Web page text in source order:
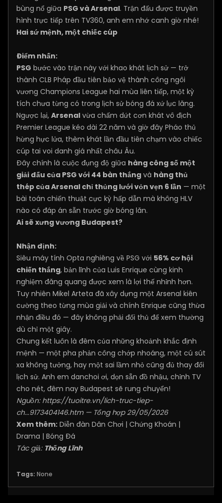
bùng nổ giữa PSG và Arsenal. Trận đấu được truyền
hình trực tiếp trên TV360, anh em nhớ canh giờ nhé!
Hai sứ mệnh, một chiếc cúp
Điểm nhấn:
PSG bước vào trận này với khao khát lịch sử — trở
thành CLB Pháp đầu tiên bảo vệ thành công ngôi
vương Champions League hai mùa liên tiếp, một kỳ
tích chưa từng có trong lịch sử bóng đá xứ lục lăng.
Ngược lại, Arsenal vừa chấm dứt cơn khát vô địch
Premier League kéo dài 22 năm và giờ đây Pháo thủ
hừng hực lửa, thèm khát lần đầu tiên chạm vào chiếc
cúp tai voi danh giá nhất châu Âu.
Đây chính là cuộc đụng độ giữa hàng công số một
giải đấu của PSG với 44 bàn thắng và hàng thủ
thép của Arsenal chỉ thủng lưới vỏn vẹn 6 lần — một
bài toán chiến thuật cực kỳ hấp dẫn mà không HLV
nào có đáp án sẵn trước giờ bóng lăn.
Ai sẽ xưng vương Budapest?
Nhận định:
Siêu máy tính Opta nghiêng về PSG với 56% cơ hội
chiến thắng, bản lĩnh của Luis Enrique cùng kinh
nghiệm đăng quang được xem là lợi thế nhỉnh hơn.
Tuy nhiên Mikel Arteta đã xây dựng một Arsenal kiên
cường theo từng mùa giải và chính Enrique cũng thừa
nhận điều đó — đây không phải đối thủ để xem thường
dù chỉ một giây.
Chung kết luôn là đêm của những khoảnh khắc định
mệnh — một pha phản công chớp nhoáng, một cú sút
xa không tưởng, hay một sai lầm nhỏ cũng đủ thay đổi
lịch sử. Anh em danchoi ơi, dọn sẵn đồ nhậu, chỉnh TV
cho nét, đêm nay Budapest sẽ rung chuyển!
Nguồn: https://tuoitre.vn/lich-truc-tiep-
ch...9173404146.htm— Tổng hợp 29/05/2026
Xem thêm: Diễn đàn Dân Chơi | Chứng Khoán |
Drama | Bóng Đá
Tác giả: Thống Lĩnh
Tags: None